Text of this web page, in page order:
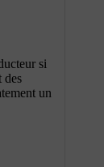
si
des
un